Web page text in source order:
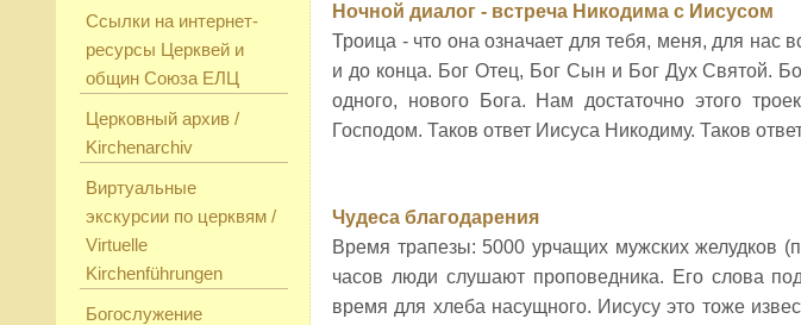
Ссылки на интернет-
ресурсы Церквей и
общин Союза ЕЛЦ
Церковный архив /
Kirchenarchiv
Виртуальные
экскурсии по церквям /
Virtuelle
Kirchenführungen
Богослужение
Ночной диалог - встреча Никодима с Иисусом
Троица - что она означает для тебя, меня, для нас
и до конца. Бог Отец, Бог Сын и Бог Дух Святой.
одного, нового Бога. Нам достаточно этого
Господом. Таков ответ Иисуса Никодиму. Таков
Чудеса благодарения
Время трапезы: 5000 урчащих мужских желудков
часов люди слушают проповедника. Его слова
время для хлеба насущного. Иисусу это тоже